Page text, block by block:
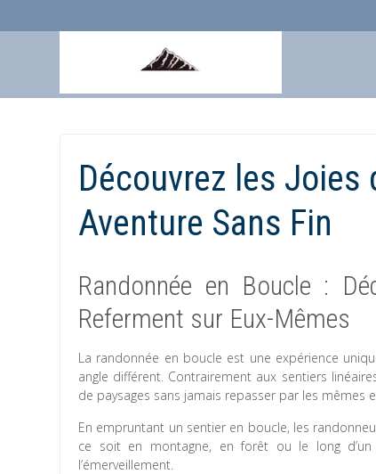
Découvrez les Joies
Aventure Sans Fin
Randonnée en Boucle :
Referment sur Eux-Mêmes
La randonnée en boucle est une expérience
angle différent. Contrairement aux sentiers
de paysages sans jamais repasser par les mêmes
En empruntant un sentier en boucle, les
ce soit en montagne, en forêt ou le long d’un
l’émerveillement.